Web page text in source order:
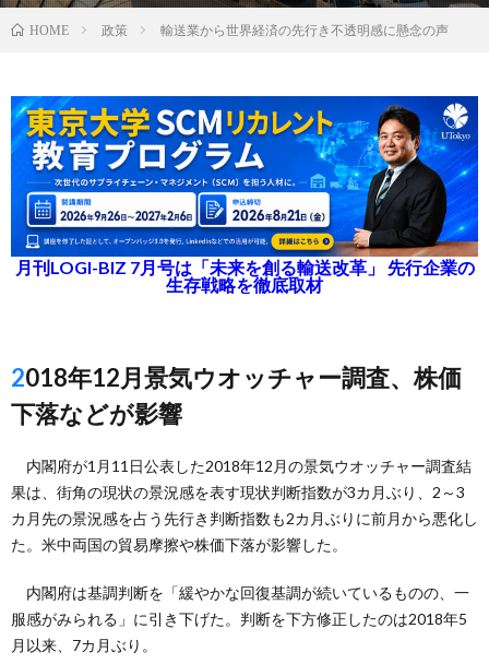
HOME 政策 輸送業から世界経済の先行き不透明感に懸念の声
月刊LOGI-BIZ 7月号は「未来を創る輸送改革」 先行企業の
生存戦略を徹底取材
2018年12月景気ウオッチャー調査、株価
下落などが影響
内閣府が1月11日公表した2018年12月の景気ウオッチャー調査結
果は、街角の現状の景況感を表す現状判断指数が3カ月ぶり、2～3
カ月先の景況感を占う先行き判断指数も2カ月ぶりに前月から悪化し
た。米中両国の貿易摩擦や株価下落が影響した。
内閣府は基調判断を「緩やかな回復基調が続いているものの、一
服感がみられる」に引き下げた。判断を下方修正したのは2018年5
月以来、7カ月ぶり。